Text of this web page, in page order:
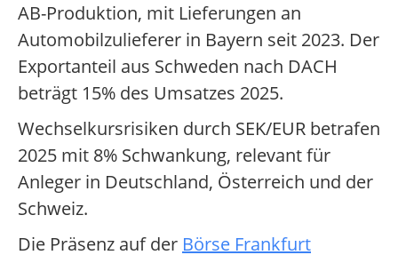
AB-Produktion, mit Lieferungen an
Automobilzulieferer in Bayern seit 2023. Der
Exportanteil aus Schweden nach DACH
beträgt 15% des Umsatzes 2025.
Wechselkursrisiken durch SEK/EUR betrafen
2025 mit 8% Schwankung, relevant für
Anleger in Deutschland, Österreich und der
Schweiz.
Die Präsenz auf der Börse Frankfurt